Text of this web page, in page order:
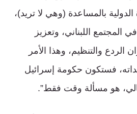
بالمساعدة (وهي لا تريد)،
اللبناني، وتعزيز
الردع والتنظيم، وهذا الأمر
فستكون حكومة إسرائيل
هو مسألة وقت فقط”.